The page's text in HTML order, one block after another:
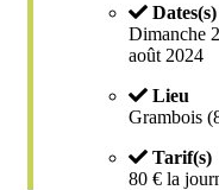
Dates(s)
Dimanche
août 2024
Lieu
Grambois
Tarif(s)
80 € la